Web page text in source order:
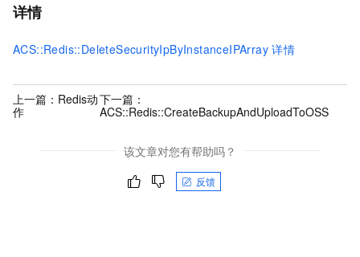
详情
ACS::Redis::DeleteSecurityIpByInstanceIPArray 详情
上一篇： Redis动
作
下一篇：
ACS::Redis::CreateBackupAndUploadToOSS
该文章对您有帮助吗？
反馈